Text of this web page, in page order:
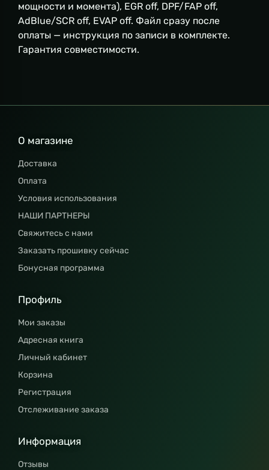
мощности и момента), EGR off, DPF/FAP off,
AdBlue/SCR off, EVAP off. Файл сразу после
оплаты — инструкция по записи в комплекте.
Гарантия совместимости.
О магазине
Доставка
Оплата
Условия использования
НАШИ ПАРТНЕРЫ
Свяжитесь с нами
Заказать прошивку сейчас
Бонусная программа
Профиль
Мои заказы
Адресная книга
Личный кабинет
Корзина
Регистрация
Отслеживание заказа
Информация
Отзывы